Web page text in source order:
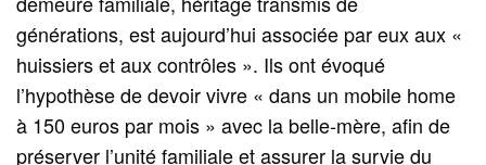
générations, est aujourd’hui associée par eux aux «
huissiers et aux contrôles ». Ils ont évoqué
l’hypothèse de devoir vivre « dans un mobile home
à 150 euros par mois » avec la belle‑mère, afin de
préserver l’unité familiale et assurer la survie du